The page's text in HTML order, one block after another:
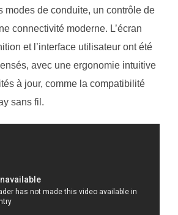
modes de conduite, un contrôle de
connectivité moderne. L’écran
et l’interface utilisateur ont été
avec une ergonomie intuitive
à jour, comme la compatibilité
sans fil.